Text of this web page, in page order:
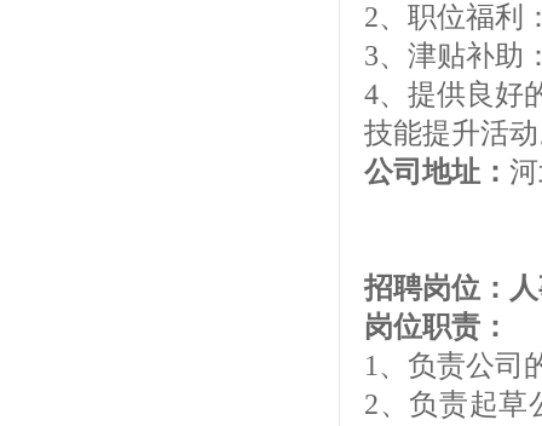
2、职位福利
3、津贴补助
4、提供良好
技能提升活
公司地址：
招聘岗位：
岗位职责：
1、负责公司
2、负责起草